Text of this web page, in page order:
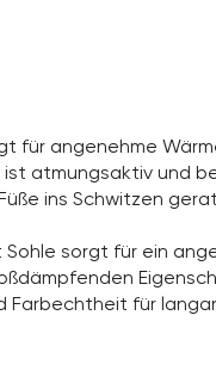
für angenehme
atmungsaktiv und
ins Schwitzen
sorgt für ein
Farbechtheit für